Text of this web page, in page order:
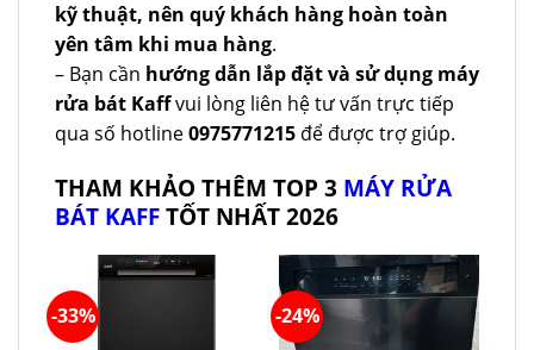
kỹ thuật, nên quý khách hàng hoàn toàn
yên tâm khi mua hàng.
– Bạn cần hướng dẫn lắp đặt và sử dụng máy
rửa bát Kaffvui lòng liên hệ tư vấn trực tiếp
qua số hotline0975771215 để được trợ giúp.
THAM KHẢO THÊM TOP 3 MÁY RỬA
BÁT KAFFTỐT NHẤT 2026
-33% -24%